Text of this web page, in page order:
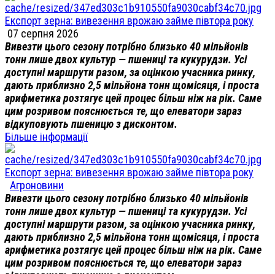
Експорт зерна: вивезення врожаю займе півтора року
07 серпня 2026
Вивезти цього сезону потрібно близько 40 мільйонів
тонн лише двох культур — пшениці та кукурудзи. Усі
доступні маршрути разом, за оцінкою учасника ринку,
дають приблизно 2,5 мільйона тонн щомісяця, і проста
арифметика розтягує цей процес більш ніж на рік. Саме
цим розривом пояснюється те, що елеватори зараз
відкуповують пшеницю з дисконтом.
Більше інформації
Експорт зерна: вивезення врожаю займе півтора року
Агроновини
Вивезти цього сезону потрібно близько 40 мільйонів
тонн лише двох культур — пшениці та кукурудзи. Усі
доступні маршрути разом, за оцінкою учасника ринку,
дають приблизно 2,5 мільйона тонн щомісяця, і проста
арифметика розтягує цей процес більш ніж на рік. Саме
цим розривом пояснюється те, що елеватори зараз